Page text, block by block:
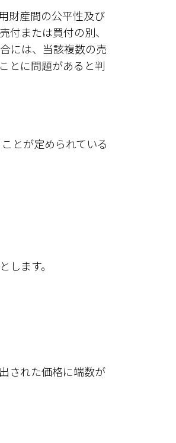
財産間の公平性及び
または買付の別、
には、当該複数の売
とに問題があると判
とが定められている
ます。
された価格に端数が